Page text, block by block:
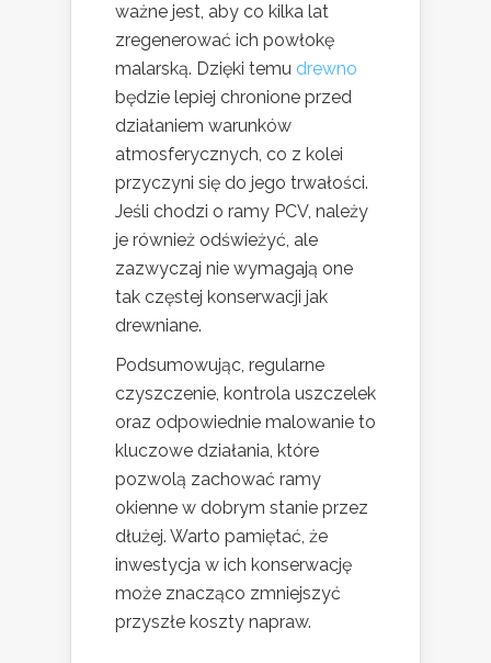
ważne jest, aby co kilka lat
zregenerować ich powłokę
malarską. Dzięki temu drewno
będzie lepiej chronione przed
działaniem warunków
atmosferycznych, co z kolei
przyczyni się do jego trwałości.
Jeśli chodzi o ramy PCV, należy
je również odświeżyć, ale
zazwyczaj nie wymagają one
tak częstej konserwacji jak
drewniane.
Podsumowując, regularne
czyszczenie, kontrola uszczelek
oraz odpowiednie malowanie to
kluczowe działania, które
pozwolą zachować ramy
okienne w dobrym stanie przez
dłużej. Warto pamiętać, że
inwestycja w ich konserwację
może znacząco zmniejszyć
przyszłe koszty napraw.